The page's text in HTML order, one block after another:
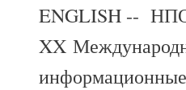
ENGLISH --
XX